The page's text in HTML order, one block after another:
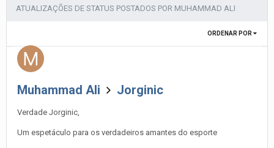
ATUALIZAÇÕES DE STATUS POSTADOS POR MUHAMMAD ALI
ORDENAR POR
Muhammad Ali Jorginic
Verdade Jorginic,
Um espetáculo para os verdadeiros amantes do esporte